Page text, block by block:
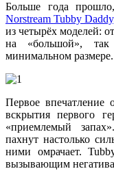
Больше года
Norstream Tubby Daddy
из четырёх моделей:
на «большой»,
минимальном размере.
Первое впечатление
вскрытия первого
«приемлемый
пахнут настолько
ними омрачает.
вызывающим